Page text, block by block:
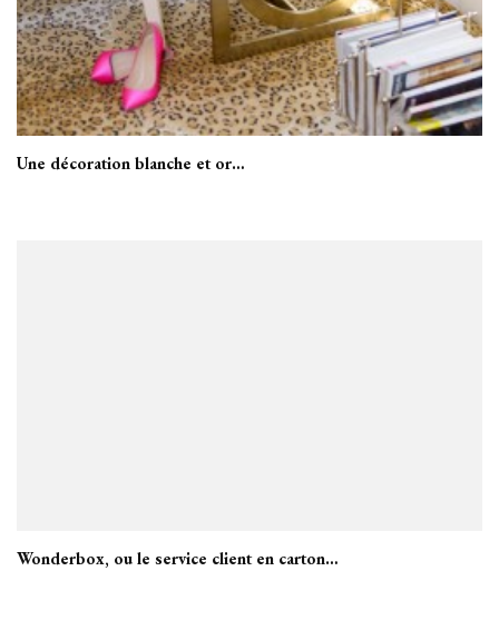
Une décoration blanche et or…
Wonderbox, ou le service client en carton…